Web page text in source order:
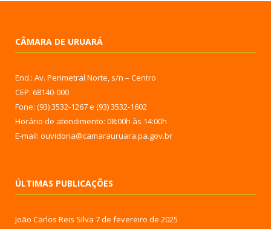
CÂMARA DE URUARÁ
End.: Av. Perimetral Norte, s/n – Centro
CEP: 68140-000
Fone: (93) 3532-1267 e (93) 3532-1602
Horário de atendimento: 08:00h às 14:00h
E-mail: ouvidoria@camarauruara.pa.gov.br
ÚLTIMAS PUBLICAÇÕES
João Carlos Reis Silva 7 de fevereiro de 2025